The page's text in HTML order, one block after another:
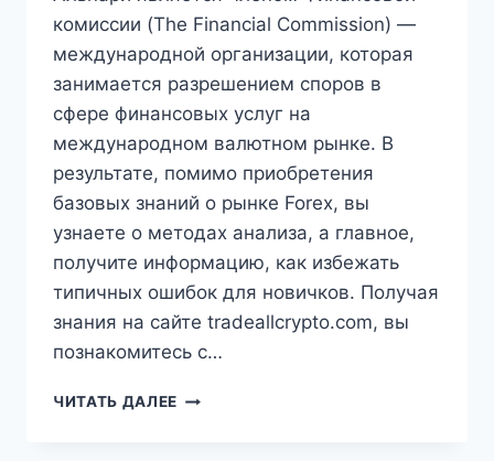
комиссии (The Financial Commission) —
международной организации, которая
занимается разрешением споров в
сфере финансовых услуг на
международном валютном рынке. В
результате, помимо приобретения
базовых знаний о рынке Forex, вы
узнаете о методах анализа, а главное,
получите информацию, как избежать
типичных ошибок для новичков. Получая
знания на сайте tradeallcrypto.com, вы
познакомитесь с…
ЧИТАТЬ ДАЛЕЕ ДОМАШНЯЯ